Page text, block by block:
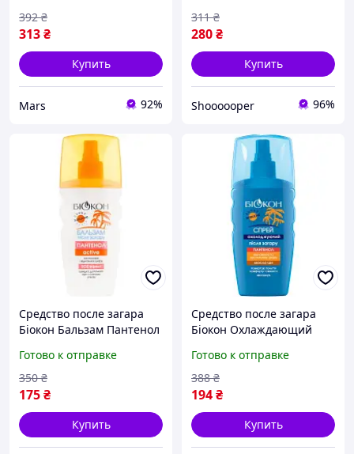
313₴
392 ₴
Купить
Mars 92%
280₴
311 ₴
Купить
Shoooooper 96%
Средство после загара
Біокон Бальзам Пантенол
(4820008318381) Гарантія!
Готово к отправке
175₴
350 ₴
Купить
Средство после загара
Біокон Охлаждающий
Готово к отправке
194₴
388 ₴
Купить